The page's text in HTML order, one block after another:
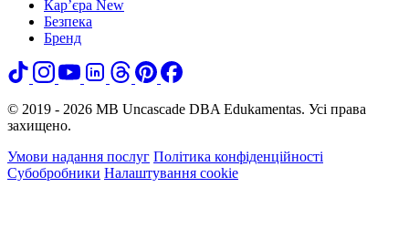
Кар’єра New
Безпека
Бренд
© 2019 - 2026 MB Uncascade DBA Edukamentas. Усі права
захищено.
Умови надання послуг Політика конфіденційності
Субобробники Налаштування cookie